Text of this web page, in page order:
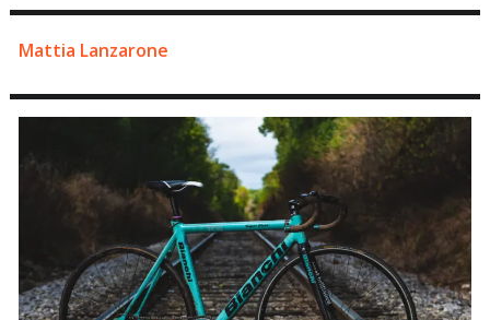
Mattia Lanzarone